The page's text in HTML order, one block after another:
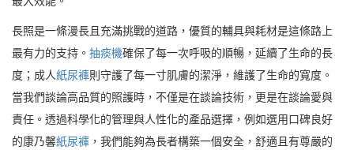
長照是一條漫長且充滿挑戰的道路，優質的輔具與耗材是這條路上
最有力的支持。 抽痰機確保了每一次呼吸的順暢，延續了生命的長
度；成人紙尿褲則守護了每一寸肌膚的潔淨，維護了生命的寬度。
當我們談論高品質的照護時，不僅是在談論技術，更是在談論愛與
責任。透過科學化的管理與人性化的產品選擇，例如選用口碑良好
的康乃馨紙尿褲 ，我們能夠為長者構築一個安全，舒適且有尊嚴的